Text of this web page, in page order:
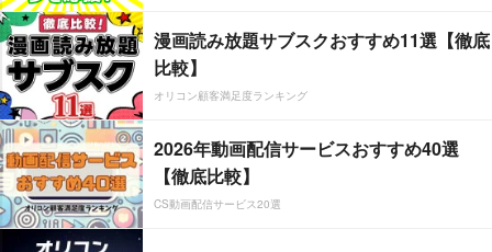
漫画読み放題サブスクおすすめ11選【徹底
比較】
オリコン顧客満足度ランキング
2026年動画配信サービスおすすめ40選
【徹底比較】
CS動画配信サービス20選